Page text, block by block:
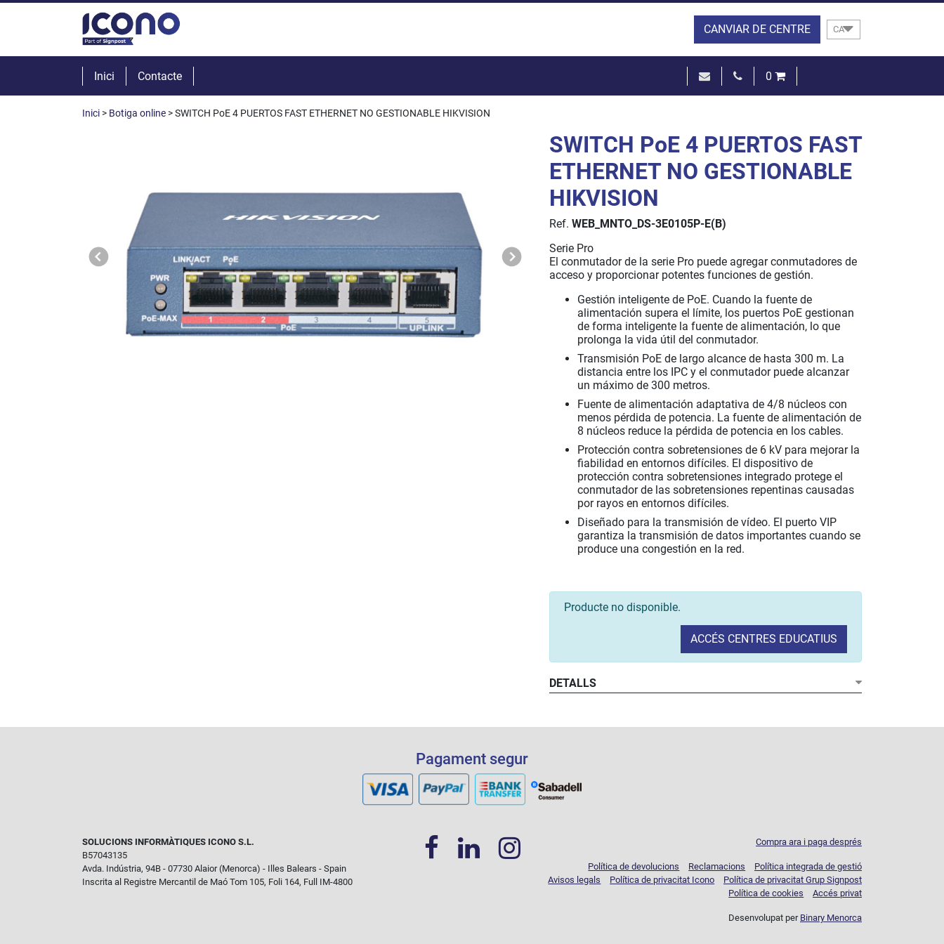
CANVIAR DE CENTRE CA
Inici Contacte
0
Inici > Botiga online > SWITCH PoE 4 PUERTOS FAST ETHERNET NO GESTIONABLE HIKVISION
SWITCH PoE 4 PUERTOS FAST
ETHERNET NO GESTIONABLE
HIKVISION
Ref. WEB_MNTO_DS-3E0105P-E(B)
Serie Pro
El conmutador de la serie Pro puede agregar conmutadores de
acceso y proporcionar potentes funciones de gestión.
Gestión inteligente de PoE. Cuando la fuente de
alimentación supera el límite, los puertos PoE gestionan
de forma inteligente la fuente de alimentación, lo que
prolonga la vida útil del conmutador.
Transmisión PoE de largo alcance de hasta 300 m. La
distancia entre los IPC y el conmutador puede alcanzar
un máximo de 300 metros.
Fuente de alimentación adaptativa de 4/8 núcleos con
menos pérdida de potencia. La fuente de alimentación de
8 núcleos reduce la pérdida de potencia en los cables.
Protección contra sobretensiones de 6 kV para mejorar la
fiabilidad en entornos difíciles. El dispositivo de
protección contra sobretensiones integrado protege el
conmutador de las sobretensiones repentinas causadas
por rayos en entornos difíciles.
Diseñado para la transmisión de vídeo. El puerto VIP
garantiza la transmisión de datos importantes cuando se
produce una congestión en la red.
Producte no disponible.
ACCÉS CENTRES EDUCATIUS
DETALLS
Pagament segur
SOLUCIONS INFORMÀTIQUES ICONO S.L.
B57043135
Avda. Indústria, 94B - 07730 Alaior (Menorca) - Illes Balears - Spain
Inscrita al Registre Mercantil de Maó Tom 105, Foli 164, Full IM-4800
Compra ara i paga després
Política de devolucions Reclamacions
Política integrada de gestió
Avisos legals
Política de privacitat Icono
Política de privacitat Grup Signpost
Política de cookies
Accés privat
Desenvolupat per Binary Menorca